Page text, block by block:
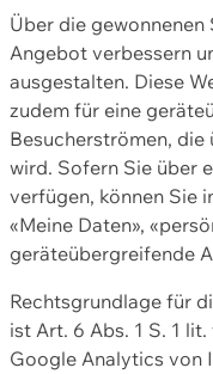
Über die
Angebot verbessern
ausgestalten. Diese
zudem für eine
Besucherströmen,
wird. Sofern Sie über
verfügen, können Sie
«Meine Daten»,
geräteübergreifende
Rechtsgrundlage für
ist Art. 6 Abs. 1 S. 1
Google Analytics von